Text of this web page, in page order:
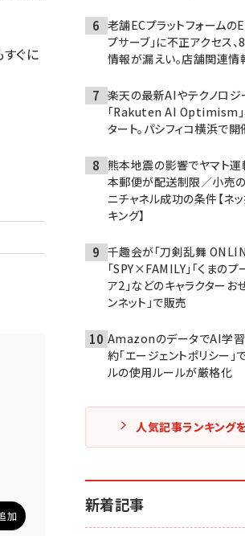
ぐに
加
老舗ECプラットフォームのE
プサーブ」に不正アクセス
情報が漏えい。店舗関連情
楽天の最新AIやテクノロジ
「Rakuten AI Optimism」
タート。パシフィコ横浜で開
熊本地震の影響でヤマト運
本郵便が配送制限／小売
ニチャネル成功の条件【ネ
キング】
千趣会が「刀剣乱舞
「SPY×FAMILY」「くまのプ
ア2」などのキャラクターお
ンネット」で販売
AmazonのデータでAI学習
約「エージェントポリシー」
ルの使用ルールが厳格化
人気記事ランキング
新着記事